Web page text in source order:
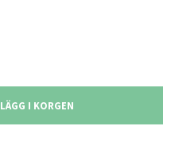
LÄGG I KORGEN